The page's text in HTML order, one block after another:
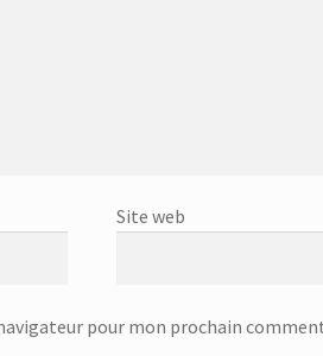
Site web
pour mon prochain